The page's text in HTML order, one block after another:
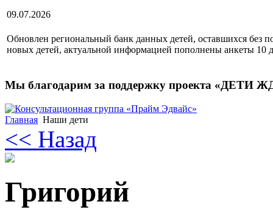
09.07.2026
Обновлен региональный банк данных детей, оставшихся без
новых детей, актуальной информацией пополнены анкеты
Мы благодарим за поддержку проекта «ДЕТИ
Главная Наши дети
<< Назад
Григорий